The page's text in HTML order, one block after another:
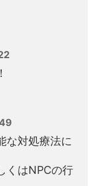
な対処療法に
くはNPCの行